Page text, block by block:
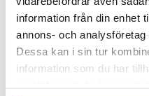
information från din enhet
annons- och
Dessa kan i sin tur
information som du har
LIB